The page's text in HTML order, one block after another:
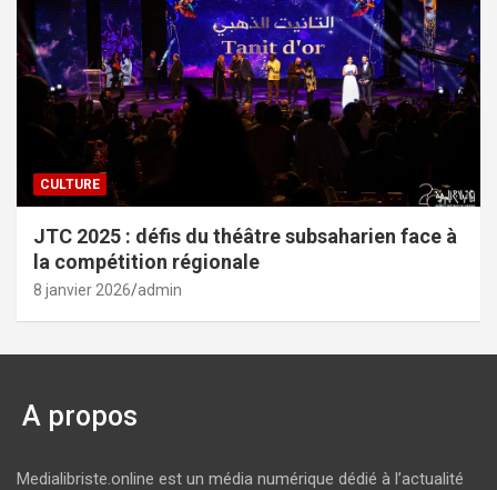
CULTURE
JTC 2025 : défis du théâtre subsaharien face à
la compétition régionale
8 janvier 2026 admin
A propos
Medialibriste.online est un média numérique dédié à l’actualité